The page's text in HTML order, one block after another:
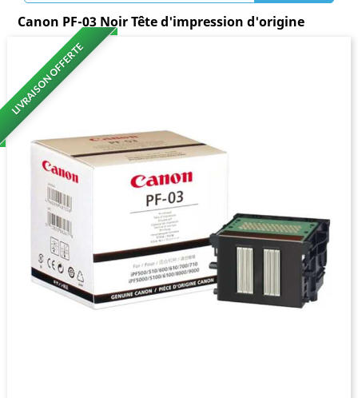
Canon PF-03 Noir Tête d'impression d'origine
LIVRAISON OFFERTE